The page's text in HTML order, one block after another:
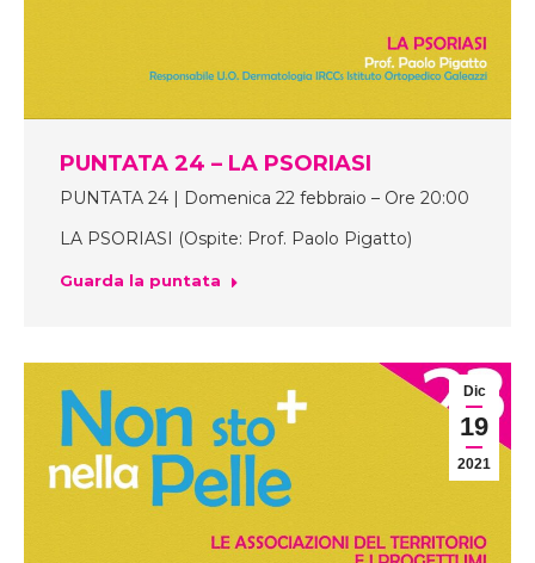
PUNTATA 24 – LA PSORIASI
PUNTATA 24 | Domenica 22 febbraio – Ore 20:00
LA PSORIASI (Ospite: Prof. Paolo Pigatto)
Guarda la puntata
Dic
19
2021